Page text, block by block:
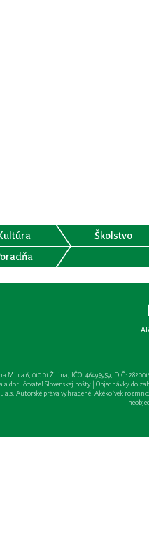
Školstvo
6, 010 01 Žilina, IČO: 46495959, DIČ:
doručovateľ Slovenskej pošty | Objednávky do
a.s. Autorské práva vyhradené. Akékoľvek